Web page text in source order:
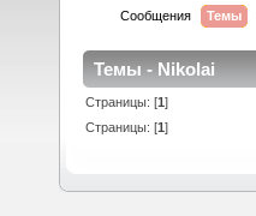
Сообщения Темы
Темы - Nikolai
Страницы: [1]
Страницы: [1]